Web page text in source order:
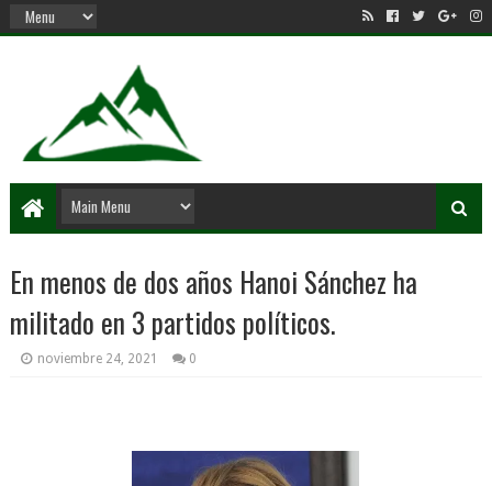
En menos de dos años Hanoi Sánchez ha
militado en 3 partidos políticos.
noviembre 24, 2021 0